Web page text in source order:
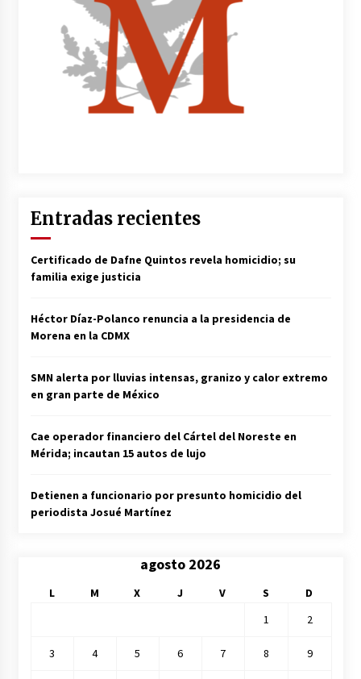
Entradas recientes
Certificado de Dafne Quintos revela homicidio; su
familia exige justicia
Héctor Díaz-Polanco renuncia a la presidencia de
Morena en la CDMX
SMN alerta por lluvias intensas, granizo y calor extremo
en gran parte de México
Cae operador financiero del Cártel del Noreste en
Mérida; incautan 15 autos de lujo
Detienen a funcionario por presunto homicidio del
periodista Josué Martínez
agosto 2026
L M X J V S
D
1
2
3 4 5 6 7 8 9